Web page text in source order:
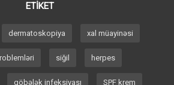
ETİKET
dermatoskopiya xal müayinəsi
siğil herpes
göbələk infeksiyası SPF krem